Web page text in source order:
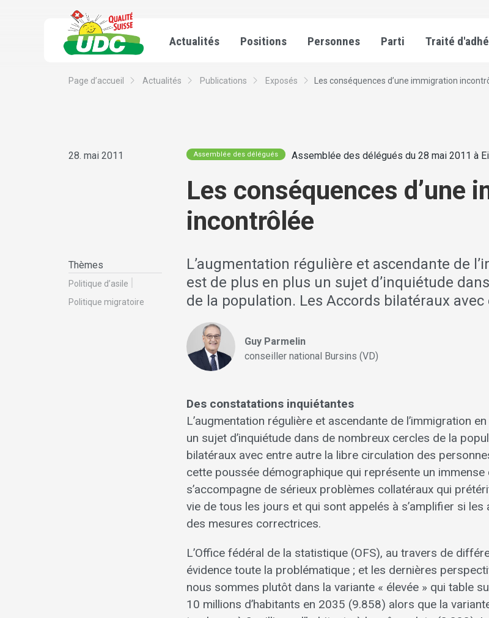
Actualités Positions Personnes Parti Traité
Page d’accueil Actualités Publications Exposés Les conséquences d’une immigration
28. mai 2011
Thèmes
Politique d’asile
Politique migratoire
Assemblée des délégués Assemblée des délégués du 28 mai 2011 à
Les conséquences d’une
incontrôlée
L’augmentation régulière et ascendante de
est de plus en plus un sujet d’inquiétude
de la population. Les Accords bilatéraux
Guy Parmelin
conseiller national Bursins (VD)
Des constatations inquiétantes
L’augmentation régulière et ascendante de l’immigration
un sujet d’inquiétude dans de nombreux cercles de la
bilatéraux avec entre autre la libre circulation des
cette poussée démographique qui représente un
s’accompagne de sérieux problèmes collatéraux qui
vie de tous les jours et qui sont appelés à s’amplifier si
des mesures correctrices.
L’Office fédéral de la statistique (OFS), au travers de
évidence toute la problématique ; et les dernières
nous sommes plutôt dans la variante « élevée » qui table
10 millions d’habitants en 2035 (9.858) alors que la